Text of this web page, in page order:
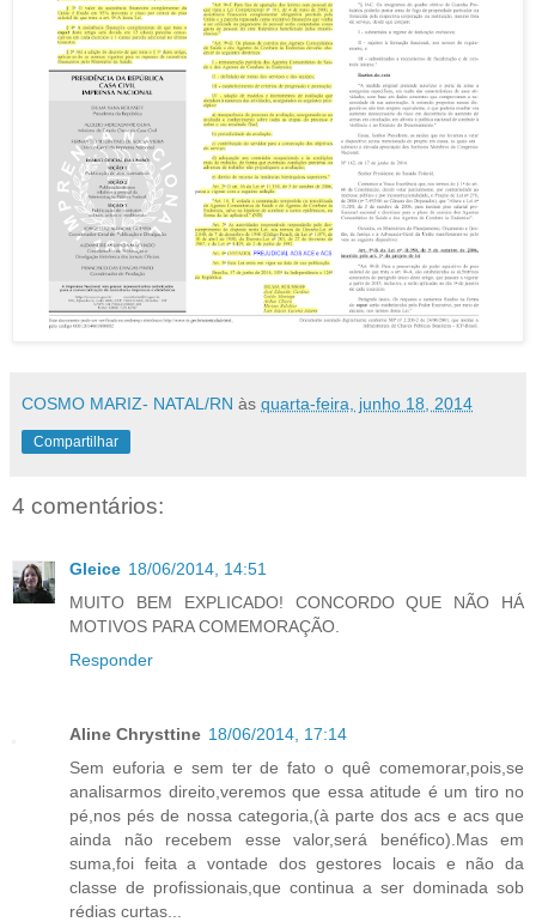
COSMO MARIZ- NATAL/RN às quarta-feira, junho 18, 2014
Compartilhar
4 comentários:
Gleice 18/06/2014, 14:51
MUITO BEM EXPLICADO! CONCORDO QUE NÃO HÁ
MOTIVOS PARA COMEMORAÇÃO.
Responder
Aline Chrysttine 18/06/2014, 17:14
Sem euforia e sem ter de fato o quê comemorar,pois,se
analisarmos direito,veremos que essa atitude é um tiro no
pé,nos pés de nossa categoria,(à parte dos acs e acs que
ainda não recebem esse valor,será benéfico).Mas em
suma,foi feita a vontade dos gestores locais e não da
classe de profissionais,que continua a ser dominada sob
rédias curtas...